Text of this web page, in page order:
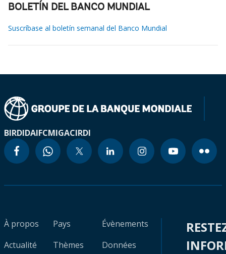
BOLETÍN DEL BANCO MUNDIAL
Suscríbase al boletín semanal del Banco Mundial
BIRDIDAIFCMIGACIRDI
À propos
Actualité
Pays
Thèmes
Évènements
Données